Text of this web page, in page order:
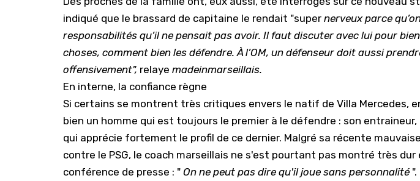
indiqué que le brassard de capitaine le rendait "super nerveux parce
responsabilités qu’il ne pensait pas avoir. Il faut discuter avec lui pour
choses, comment bien les défendre. À l’OM, un défenseur doit aussi
offensivement", relaye madeinmarseillais.
En interne, la confiance règne
Si certains se montrent très critiques envers le natif de Villa Mercedes,
bien un homme qui est toujours le premier à le défendre : son entraineur,
qui apprécie fortement le profil de ce dernier. Malgré sa récente
contre le PSG, le coach marseillais ne s'est pourtant pas montré très dur
conférence de presse : " On ne peut pas dire qu'il joue sans personnalité ".